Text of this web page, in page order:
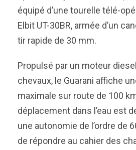
équipé d’une tourelle télé-
Elbit UT-30BR, armée d’un
tir rapide de 30 mm.
Propulsé par un moteur
chevaux, le Guarani affiche
maximale sur route de 100
déplacement dans l’eau est
une autonomie de l’ordre de
de répondre au cahier des